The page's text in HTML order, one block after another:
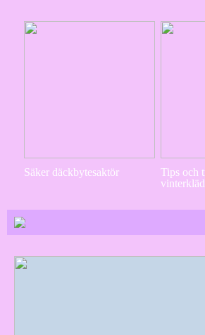
Säker däckbytesaktör
Tips och